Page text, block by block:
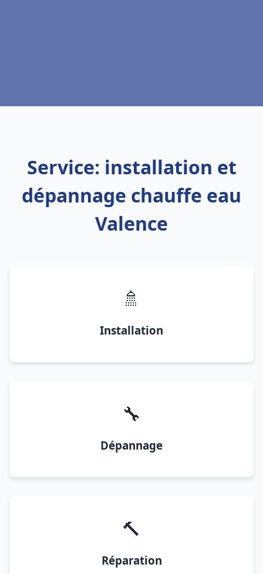
Service: installation et
dépannage chauffe eau
Valence
🚿
Installation
🔧
Dépannage
🔨
Réparation